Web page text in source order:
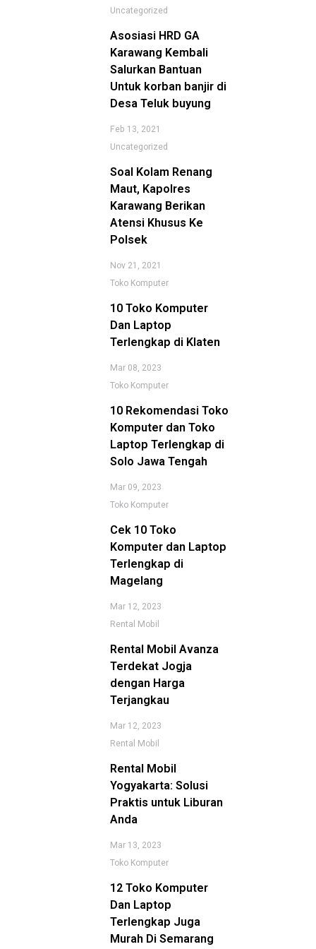
Uncategorized
Asosiasi HRD GA
Karawang Kembali
Salurkan Bantuan
Untuk korban banjir di
Desa Teluk buyung
Feb 13, 2021
Uncategorized
Soal Kolam Renang
Maut, Kapolres
Karawang Berikan
Atensi Khusus Ke
Polsek
Nov 21, 2021
Toko Komputer
10 Toko Komputer
Dan Laptop
Terlengkap di Klaten
Mar 08, 2023
Toko Komputer
10 Rekomendasi Toko
Komputer dan Toko
Laptop Terlengkap di
Solo Jawa Tengah
Mar 09, 2023
Toko Komputer
Cek 10 Toko
Komputer dan Laptop
Terlengkap di
Magelang
Mar 12, 2023
Rental Mobil
Rental Mobil Avanza
Terdekat Jogja
dengan Harga
Terjangkau
Mar 12, 2023
Rental Mobil
Rental Mobil
Yogyakarta: Solusi
Praktis untuk Liburan
Anda
Mar 13, 2023
Toko Komputer
12 Toko Komputer
Dan Laptop
Terlengkap Juga
Murah Di Semarang